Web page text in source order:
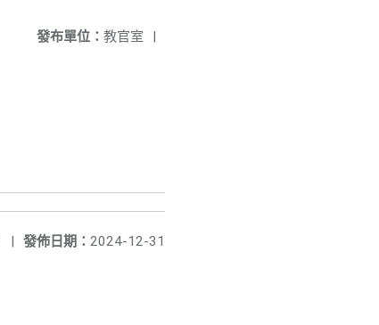
發布單位： 教官室 |
發佈日期： 2024-12-31
|